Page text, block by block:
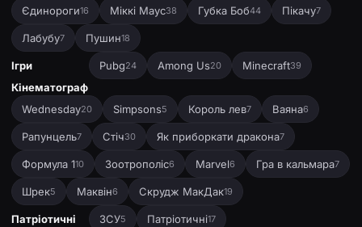
Єдинороги16 Міккі Маус38 Губка Боб44 Пікачу7
Лабубу7 Пушин18
Ігри Pubg24 Among Us20 Minecraft39
Кінематограф
Wednesday20 Simpsons5 Король лев7 Ваяна6
Рапунцель7 Стіч30 Як приборкати дракона7
Формула 110 Зоотрополіс6 Marvel6 Гра в кальмара7
Шрек5 Маквін6 Скрудж МакДак19
Патріотичні ЗСУ5 Патріотичні17